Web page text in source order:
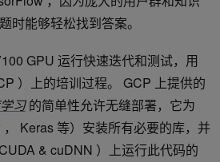
时能够轻松找到答案。
GPU 运行快速迭代和测试，用
）上的培训过程。 GCP 上提供的
习 的简单性允许无缝部署，它为
Keras 等）安装所有必要的库，并
& cuDNN ）上运行此代码的